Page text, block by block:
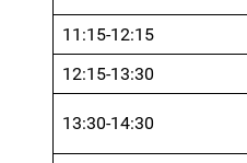
11:15-12:15
12:15-13:30
13:30-14:30